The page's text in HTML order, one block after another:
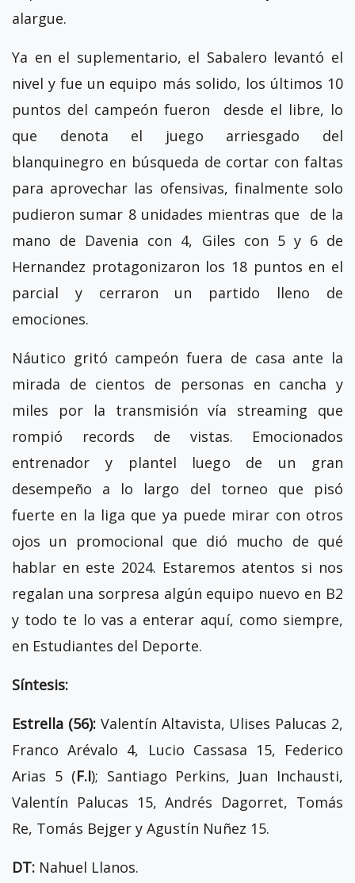
alargue.
Ya en el suplementario, el Sabalero levantó el
nivel y fue un equipo más solido, los últimos 10
puntos del campeón fueron desde el libre, lo
que denota el juego arriesgado del
blanquinegro en búsqueda de cortar con faltas
para aprovechar las ofensivas, finalmente solo
pudieron sumar 8 unidades mientras que de la
mano de Davenia con 4, Giles con 5 y 6 de
Hernandez protagonizaron los 18 puntos en el
parcial y cerraron un partido lleno de
emociones.
Náutico gritó campeón fuera de casa ante la
mirada de cientos de personas en cancha y
miles por la transmisión vía streaming que
rompió records de vistas. Emocionados
entrenador y plantel luego de un gran
desempeño a lo largo del torneo que pisó
fuerte en la liga que ya puede mirar con otros
ojos un promocional que dió mucho de qué
hablar en este 2024. Estaremos atentos si nos
regalan una sorpresa algún equipo nuevo en B2
y todo te lo vas a enterar aquí, como siempre,
en Estudiantes del Deporte.
Síntesis:
Estrella (56):Valentín Altavista, Ulises Palucas 2,
Franco Arévalo 4, Lucio Cassasa 15, Federico
Arias 5 (F.I); Santiago Perkins, Juan Inchausti,
Valentín Palucas 15, Andrés Dagorret, Tomás
Re, Tomás Bejger y Agustín Nuñez 15.
DT: Nahuel Llanos.